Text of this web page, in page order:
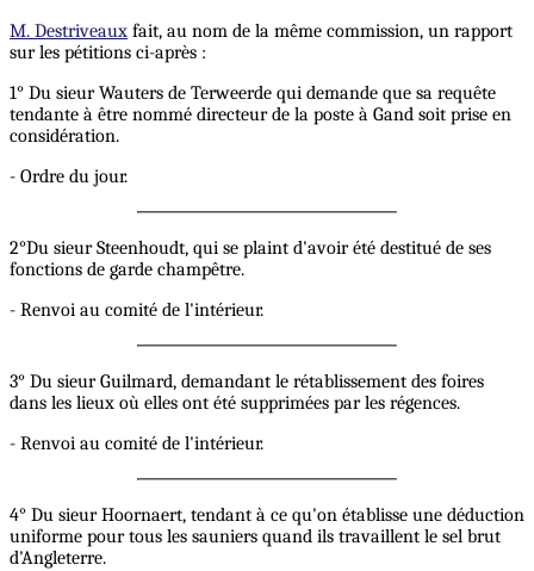
M. Destriveaux fait, au nom de la même commission, un rapport
sur les pétitions ci-après :
1° Du sieur Wauters de Terweerde qui demande que sa requête
tendante à être nommé directeur de la poste à Gand soit prise en
considération.
- Ordre du jour.
2°Du sieur Steenhoudt, qui se plaint d'avoir été destitué de ses
fonctions de garde champêtre.
- Renvoi au comité de l'intérieur.
3° Du sieur Guilmard, demandant le rétablissement des foires
dans les lieux où elles ont été supprimées par les régences.
- Renvoi au comité de l'intérieur.
4° Du sieur Hoornaert, tendant à ce qu'on établisse une déduction
uniforme pour tous les sauniers quand ils travaillent le sel brut
d'Angleterre.